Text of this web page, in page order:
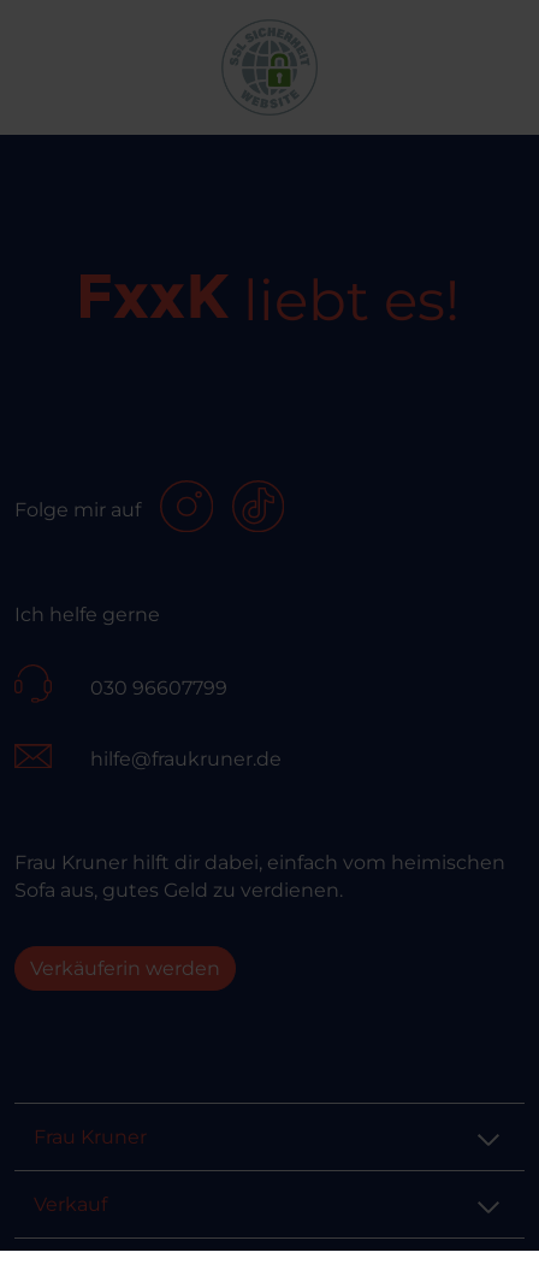
liebt es!
Folge mir auf
Ich helfe gerne
030 96607799
hilfe@fraukruner.de
Frau Kruner hilft dir dabei, einfach vom heimischen
Sofa aus, gutes Geld zu verdienen.
Verkäuferin werden
Frau Kruner
Verkauf